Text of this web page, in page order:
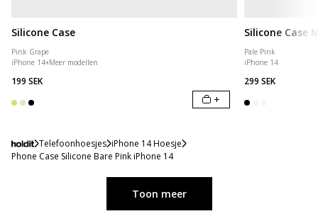
Silicone Case
Pink Grape
iPhone 14+Meer modellen
199 SEK
+
Silicone Case
Pale Pink
iPhone 14
299 SEK
Telefoonhoesjes iPhone 14 Hoesje
Phone Case Silicone Bare Pink iPhone 14
Toon meer